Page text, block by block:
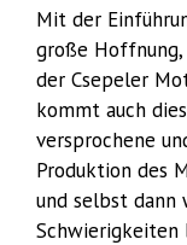
Mit der
große Hoffnung,
der Csepeler
kommt auch
versprochene
Produktion des
und selbst dann
Schwierigkeiten